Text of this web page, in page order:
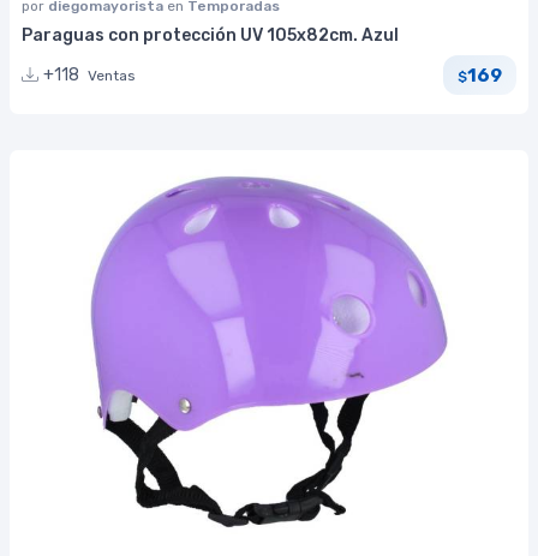
por diegomayorista en Temporadas
Paraguas con protección UV 105x82cm. Azul
+118 Ventas $169